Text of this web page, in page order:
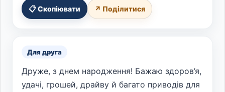
📋 Скопіювати ↗ Поділитися
Для друга
Друже, з днем народження! Бажаю здоров’я,
удачі, грошей, драйву й багато приводів для